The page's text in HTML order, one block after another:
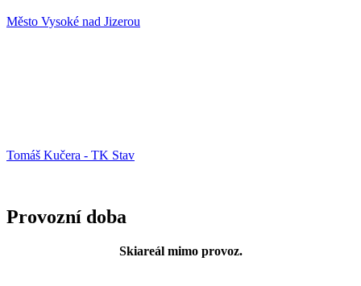
Město Vysoké nad Jizerou
Tomáš Kučera - TK Stav
Provozní doba
Skiareál mimo provoz.